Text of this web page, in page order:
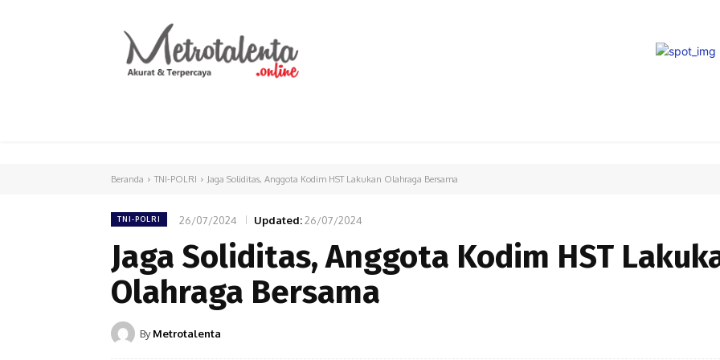
Beranda TNI-POLRI Jaga Soliditas, Anggota Kodim HST Lakukan Olahraga Bersama
TNI-POLRI 26/07/2024 Updated: 26/07/2024
Jaga Soliditas, Anggota Kodim HST
Olahraga Bersama
By Metrotalenta